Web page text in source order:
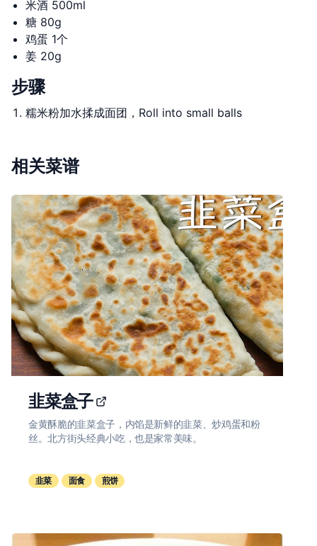
米酒 500ml
糖 80g
鸡蛋 1个
姜 20g
步骤
糯米粉加水揉成面团，Roll into small balls
相关菜谱
韭菜盒子
金黄酥脆的韭菜盒子，内馅是新鲜的韭菜、炒鸡蛋和粉
丝。北方街头经典小吃，也是家常美味。
韭菜 面食 煎饼